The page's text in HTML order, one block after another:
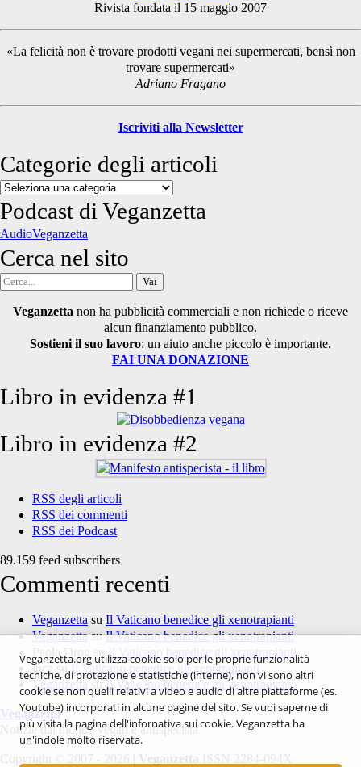
Sidebar
Rivista fondata il 15 maggio 2007
«La felicità non è trovare prodotti vegani nei supermercati, bensì non
trovare supermercati»
Adriano Fragano
Iscriviti alla Newsletter
Categorie degli articoli
Categorie
degli
articoli
Podcast di Veganzetta
AudioVeganzetta
Cerca nel sito
Cerca
Veganzetta non ha pubblicità commerciali e non richiede o riceve
alcun finanziamento pubblico.
Sostieni il suo lavoro: un aiuto anche piccolo è importante.
FAI UNA DONAZIONE
Libro in evidenza #1
Libro in evidenza #2
RSS degli articoli
RSS dei commenti
RSS dei Podcast
89.159 feed subscribers
Commenti recenti
Veganzetta su Il Vaticano benedice gli xenotrapianti
VeganzettasuIl Vaticano benedice gli xenotrapianti
Paola Drog suIl Vaticano benedice gli xenotrapianti
luca suIl Vaticano benedice gli xenotrapianti
Veganzetta su Il Vaticano benedice gli xenotrapianti
Veganzetta
Notizie dal mondo vegan e antispecista
Copyright © 2007 - 2026 | Veganzetta ISSN 2284-094X
Veganzetta.org utilizza cookie solo per le proprie funzionalità
tecniche, di protezione e statistiche (interne), non vi sono altri
cookie se non quelli relativi a video e audio di altre piattaforme (es.
Youtube) incorporati in alcune pagine del sito. Se vuoi saperne di
più visita la pagina dell'infornativa sui cookie. Veganzetta ha
un'indole molto riservata.